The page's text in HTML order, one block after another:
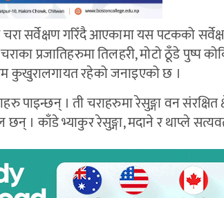
चरा सर्वेक्षण गरिँदै आएकामा यस पटकको
प्रजातिहरुमा तिलहरी, मोटो ठूँडे पुष्प
कुखुरालगायत रहेको जनाइएको छ ।
पाइन्छन् । ती चराहरुमा रेसुङ्गा वन संरक्षित
छन् । काँडे भ्याकुर रेसुङ्गा, मदाने र थाप्ले